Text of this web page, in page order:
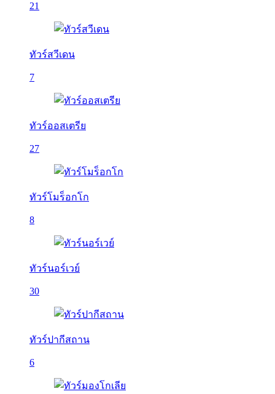
21
ทัวร์สวีเดน
7
ทัวร์ออสเตรีย
27
ทัวร์โมร็อกโก
8
ทัวร์นอร์เวย์
30
ทัวร์ปากีสถาน
6